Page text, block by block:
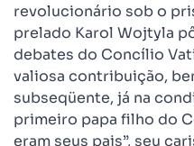
revolucionário sob o
prelado Karol Wojtyla
debates do Concílio
valiosa contribuição,
subseqüente, já na
primeiro papa filho do
eram seus pais”, seu